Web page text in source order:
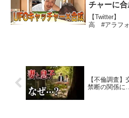
チャーに合
【Twitter】
高 #アラフ
【不倫調査
禁断の関係に